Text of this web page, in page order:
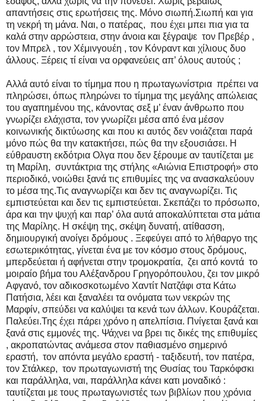
απαντήσεις στις ερωτήσεις της. Μόνο σιωπή.Σιωπή και για
τη νεκρή τη μάνα. Ναι, ο πατέρας, που έχει μπει πια για τα
καλά στην αρρώστεια, στην άνοια και ξέγραψε τον Πρεβέρ ,
τον Μπρελ , τον Χέμινγουέη , τον Κόνραντ και χίλιους δυο
άλλους. Ξέρεις τί είναι να ορφανεύεις απ’ όλους αυτούς ;
Αλλά αυτό είναι το τίμημα που η πρωταγωνίστρια πρέπει να
πληρώσει, όπως πληρώνει το τίμημα της μεγάλης απώλειας
του αγαπημένου της, κάνοντας σεξ μ’ έναν άνθρωπο που
γνωρίζει ελάχιστα, τον γνωρίζει μέσα από ένα μέσον
κοινωνικής δικτύωσης και που κι αυτός δεν νοιάζεται παρά
μόνο πώς θα την κατακτήσει, πώς θα την εξουσιάσει. Η
εύθραυστη εκδότρια Ολγα που δεν ξέρουμε αν ταυτίζεται με
τη Μαρίλη, συντάκτρια της στήλης «Αιώνια Επιστροφή» στο
περιοδικό, νοιώθει ξανά τις επιθυμίες της να ανασκαλεύουν
το μέσα της.Τις αναγνωρίζει και δεν τις αναγνωρίζει. Τις
εμπιστεύεται και δεν τις εμπιστεύεται. Σκεπάζει το πρόσωπο,
άρα και την ψυχή και παρ’ όλα αυτά αποκαλύπτεται στα μάτια
της Μαρίλης. Η σκέψη της, σκέψη δυνατή, ατίθασση,
δημιουργική ανοίγει δρόμους . Ξεφεύγει από το λήθαργο της
εσωτερικότητας, γίνεται ένα με τον κόσμο στους δρόμους,
μπερδεύεται ή αφήνεται στην τρομοκρατία, ζει από κοντά το
μοιραίο βήμα του Αλέξανδρου Γρηγορόπουλου, ζει τον μικρό
Αφγανό, τον αδικοσκοτωμένο Χαντίτ Νατζάφι στα Κάτω
Πατήσια, λέει και ξαναλέει τα ονόματα των νεκρών της
Μαρφίν, σπεύδει να καλύψει τα κενά των άλλων. Κουράζεται.
Παλεύει.Της έχει πάρει χρόνο η απελπίσια. Πνίγεται ξανά και
ξανά στις εμμονές της. Ψάχνει να βρει τις δικές της επιθυμίες
, ακροπατώντας ανάμεσα στον παθιασμένο σημερινό
εραστή, τον απόντα μεγάλο εραστή - ταξιδευτή, τον πατέρα,
τον Στάλκερ, τον πρωταγωνιστή της Θυσίας του Ταρκόφσκι
και παράλληλα, ναι, παράλληλα κάνει κατι μοναδικό :
ταυτίζεται με τους πρωταγωνιστές των βιβλίων που χρόνια